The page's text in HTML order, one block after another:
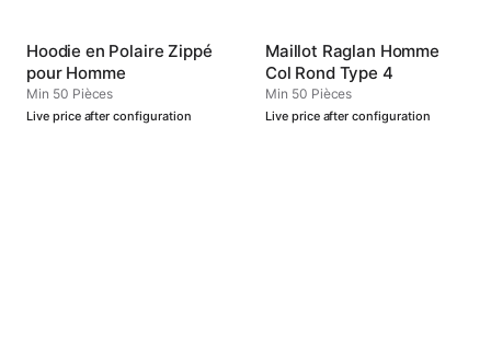
Hoodie en Polaire Zippé
pour Homme
Min 50 Pièces
Live price after configuration
Maillot Raglan Homme
Col Rond Type 4
Min 50 Pièces
Live price after configuration